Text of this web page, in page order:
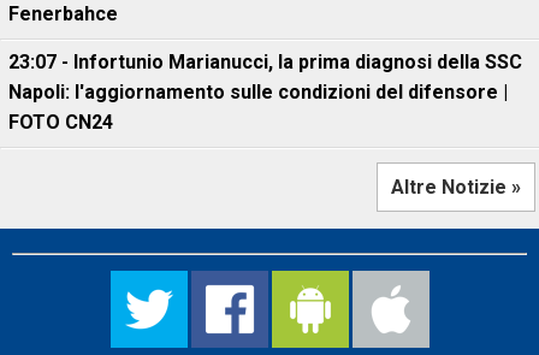
Fenerbahce
23:07 - Infortunio Marianucci, la prima diagnosi della SSC
Napoli: l'aggiornamento sulle condizioni del difensore |
FOTO CN24
Altre Notizie »